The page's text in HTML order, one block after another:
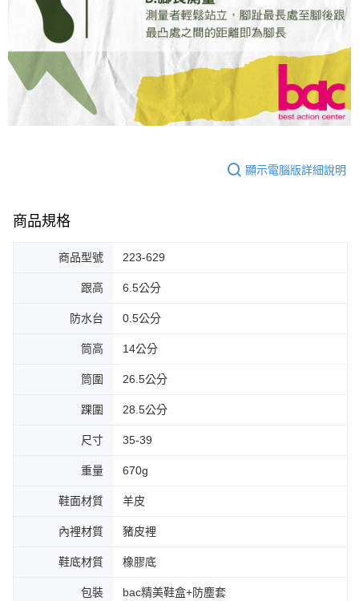
顯示電腦版詳細說明
商品規格
商品型號 223-629
跟高 6.5公分
防水台 0.5公分
筒高 14公分
筒圍 26.5公分
踝圍 28.5公分
尺寸 35-39
重量 670g
鞋面材質 羊皮
內裡材質 豬皮裡
鞋底材質 橡膠底
包裝 bac精美鞋盒+防塵套